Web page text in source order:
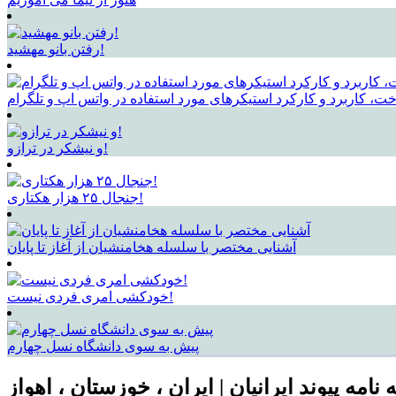
رفتن بانو مهشید!
کاربرد و کارکرد استیکرهای مورد استفاده در واتس اپ و تلگرام
و نیشکر در ترازو!
جنجال ۲۵ هزار هکتاری!
آشنایی مختصر با سلسله هخامنشیان از آغاز تا پایان
خودکشی امری فردی نیست!
پیش به سوی دانشگاه نسل چهارم
نامه پیوند ایرانیان | ایران ، خوزستان ، اهواز